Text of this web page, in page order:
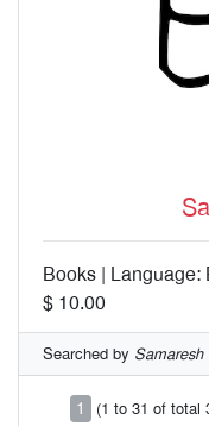
Books | Language:
$ 10.00
Searched by Samaresh
1
(1 to 31 of total